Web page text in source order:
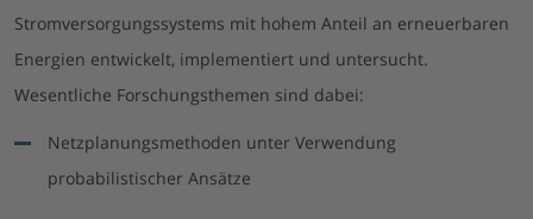
Stromversorgungssystems mit hohem Anteil an erneuerbaren
Energien entwickelt, implementiert und untersucht.
Wesentliche Forschungsthemen sind dabei:
Netzplanungsmethoden unter Verwendung
probabilistischer Ansätze